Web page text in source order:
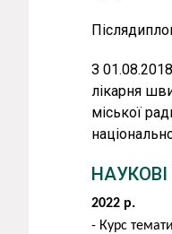
«Лікувати
З
лікарня
міської
2022 р.
- Курс